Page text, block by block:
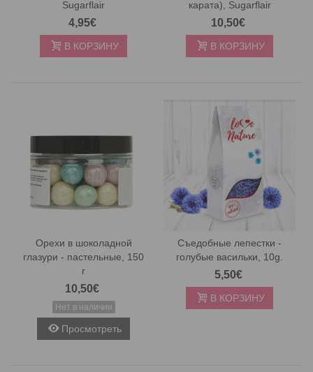
Sugarflair
4,95€
В КОРЗИНУ
карата), Sugarflair
10,50€
В КОРЗИНУ
Орехи в шоколадной
глазури - пастельные, 150
г
10,50€
Нет в наличии
Просмотреть
Съедобные лепестки -
голубые васильки, 10g.
5,50€
В КОРЗИНУ